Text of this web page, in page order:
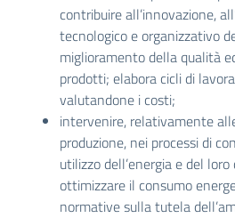
contribuire all’innovazione,
tecnologico e organizzativo
miglioramento della qualità
prodotti; elabora cicli di
valutandone i costi;
intervenire, relativamente
produzione, nei processi di
utilizzo dell’energia e del
ottimizzare il consumo
normative sulla tutela